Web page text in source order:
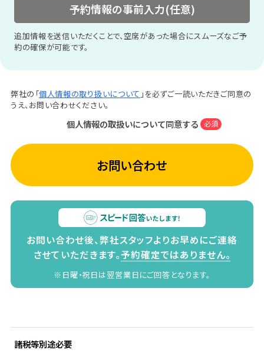
予約情報の事前入力(任意)
追加情報を送信いただくことで、空席があった場合にスムーズなご予
約の確保が可能です。
弊社の「個人情報の取り扱いについて 」を必ずご一読いただきご同意の
うえ、お問い合わせください。
個人情報の取扱いについて同意する 必須
お問い合わせ
お問い合わせ後、弊社スタッフよりお早めにご連絡
させていただきます。予約確定ではありません。
※日曜・祝日は翌営業日にご回答となります。
諸税等別途必要